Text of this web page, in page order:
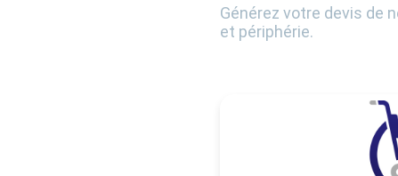
Générez votre devis de
et périphérie.